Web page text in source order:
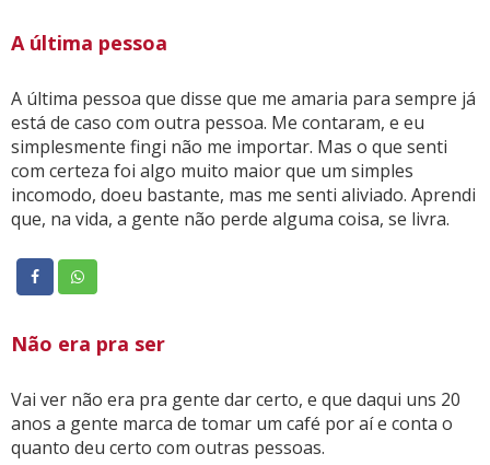
A última pessoa
A última pessoa que disse que me amaria para sempre já
está de caso com outra pessoa. Me contaram, e eu
simplesmente fingi não me importar. Mas o que senti
com certeza foi algo muito maior que um simples
incomodo, doeu bastante, mas me senti aliviado. Aprendi
que, na vida, a gente não perde alguma coisa, se livra.
Não era pra ser
Vai ver não era pra gente dar certo, e que daqui uns 20
anos a gente marca de tomar um café por aí e conta o
quanto deu certo com outras pessoas.